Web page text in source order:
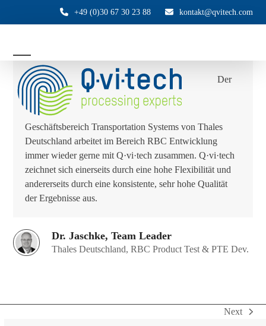
+49 (0)30 67 30 23 88 kontakt@qvitech.com
Open
mobile
menu
Close
mobile
menu
Der
Geschäftsbereich Transportation Systems von Thales
Deutschland arbeitet im Bereich RBC Entwicklung
immer wieder gerne mit Q·vi·tech zusammen. Q·vi·tech
zeichnet sich einerseits durch eine hohe Flexibilität und
andererseits durch eine konsistente, sehr hohe Qualität
der Ergebnisse aus.
Dr. Jaschke, Team Leader
Thales Deutschland, RBC Product Test & PTE Dev.
next
Next